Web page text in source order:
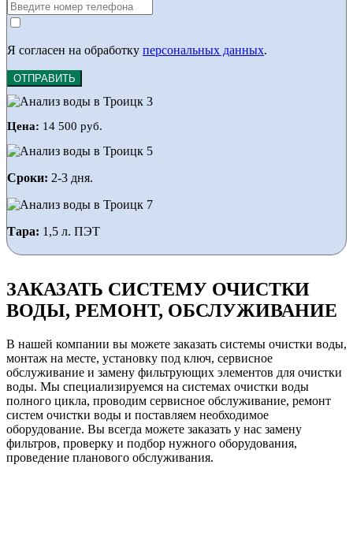
Я согласен на обработку персональных данных.
ОТПРАВИТЬ
Цена: 14 500 руб.
Сроки: 2-3 дня.
Тара: 1,5 л. ПЭТ
ЗАКАЗАТЬ СИСТЕМУ ОЧИСТКИ
ВОДЫ, РЕМОНТ, ОБСЛУЖИВАНИЕ
В нашей компании вы можете заказать системы очистки воды,
монтаж на месте, установку под ключ, сервисное
обслуживание и замену фильтрующих элементов для очистки
воды. Мы специализируемся на системах очистки воды
полного цикла, проводим сервисное обслуживание, ремонт
систем очистки воды и поставляем необходимое
оборудование. Вы всегда можете заказать у нас замену
фильтров, проверку и подбор нужного оборудования,
проведение планового обслуживания.